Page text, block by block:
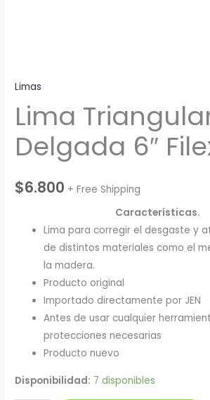
Limas
Lima
Delgada 6″
$6.800 + Free Shipping
Características.
Lima para corregir el desgaste y
de distintos materiales como el
la madera.
Producto original
Importado directamente por JEN
Antes de usar cualquier
protecciones necesarias
Producto nuevo
Disponibilidad: 7 disponibles